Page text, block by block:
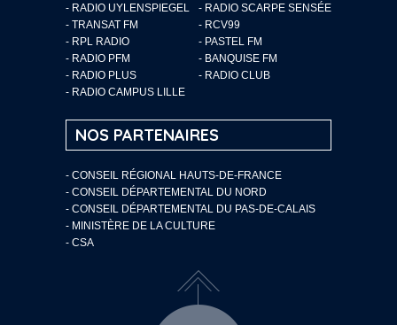
- RADIO UYLENSPIEGEL
- RADIO SCARPE SENSÉE
- TRANSAT FM
- RCV99
- RPL RADIO
- PASTEL FM
- RADIO PFM
- BANQUISE FM
- RADIO PLUS
- RADIO CLUB
- RADIO CAMPUS LILLE
NOS PARTENAIRES
- CONSEIL RÉGIONAL HAUTS-DE-FRANCE
- CONSEIL DÉPARTEMENTAL DU NORD
- CONSEIL DÉPARTEMENTAL DU PAS-DE-CALAIS
- MINISTÈRE DE LA CULTURE
- CSA